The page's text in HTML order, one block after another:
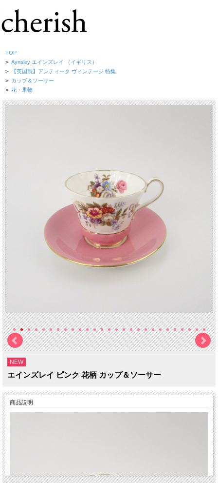
TOP
> Aynsley エインズレイ （イギリス）
> 【英国製】アンティーク ヴィンテージ 特集
> カップ＆ソーサー
> 花・果物
NEW
エインズレイ ピンク 花柄 カップ＆ソーサー
商品説明